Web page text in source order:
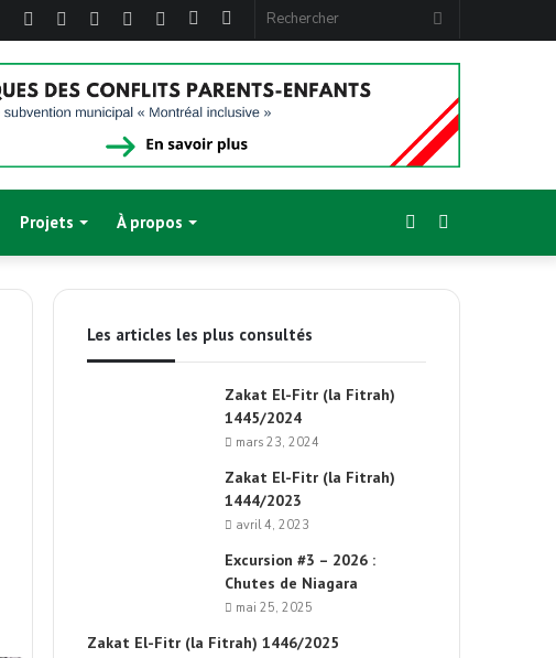
Sidebar
(barre
latérale)
Article
Aléatoire
Instagram
YouTube
Linkedin
Twitter
Facebook
Projets À propos
skin
Sidebar
(barre
Les articles les plus consultés
Zakat El-Fitr (la Fitrah)
1445/2024
mars 23, 2024
Zakat El-Fitr (la Fitrah)
1444/2023
avril 4, 2023
Excursion #3 – 2026 :
Chutes de Niagara
mai 25, 2025
Zakat El-Fitr (la Fitrah) 1446/2025